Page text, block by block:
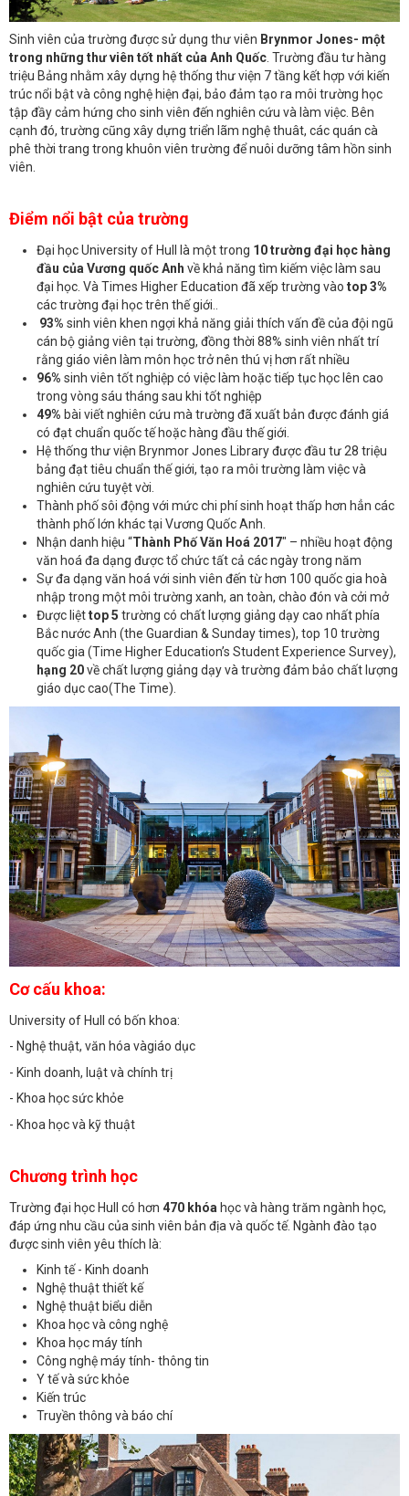
Sinh viên của trường được sử dụng thư viên Brynmor Jones- một
trong những thư viên tốt nhất của Anh Quốc . Trường đầu tư hàng
triệu Bảng nhằm xây dựng hệ thống thư viện 7 tầng kết hợp với kiến
trúc nổi bật và công nghệ hiện đại, bảo đảm tạo ra môi trường học
tập đầy cảm hứng cho sinh viên đến nghiên cứu và làm việc. Bên
cạnh đó, trường cũng xây dựng triển lãm nghệ thuât, các quán cà
phê thời trang trong khuôn viên trường để nuôi dưỡng tâm hồn sinh
viên.
Điểm nổi bật của trường
Đại học University of Hull là một trong 10 trường đại học hàng
đầu của Vương quốc Anh về khả năng tìm kiếm việc làm sau
đại học. Và Times Higher Education đã xếp trường vào top 3%
các trường đại học trên thế giới..
93% sinh viên khen ngợi khả năng giải thích vấn đề của đội ngũ
cán bộ giảng viên tại trường, đồng thời 88% sinh viên nhất trí
rằng giáo viên làm môn học trở nên thú vị hơn rất nhiều
96% sinh viên tốt nghiệp có việc làm hoặc tiếp tục học lên cao
trong vòng sáu tháng sau khi tốt nghiệp
49% bài viết nghiên cứu mà trường đã xuất bản được đánh giá
có đạt chuẩn quốc tế hoặc hàng đầu thế giới.
Hệ thống thư viện Brynmor Jones Library được đầu tư 28 triệu
bảng đạt tiêu chuẩn thế giới, tạo ra môi trường làm việc và
nghiên cứu tuyệt vời.
Thành phố sôi động với mức chi phí sinh hoạt thấp hơn hẳn các
thành phố lớn khác tại Vương Quốc Anh.
Nhận danh hiệu “Thành Phố Văn Hoá 2017″ – nhiều hoạt động
văn hoá đa dạng được tổ chức tất cả các ngày trong năm
Sự đa dạng văn hoá với sinh viên đến từ hơn 100 quốc gia hoà
nhập trong một môi trường xanh, an toàn, chào đón và cởi mở
Được liệttop 5 trường có chất lượng giảng dạy cao nhất phía
Bắc nước Anh (the Guardian & Sunday times), top 10 trường
quốc gia (Time Higher Education’s Student Experience Survey),
hạng 20về chất lượng giảng dạy và trường đảm bảo chất lượng
giáo dục cao(The Time).
Cơ cấu khoa:
University of Hull có bốn khoa:
- Nghệ thuật, văn hóa vàgiáo dục
- Kinh doanh, luật và chính trị
- Khoa học sức khỏe
- Khoa học và kỹ thuật
Chương trình học
Trường đại học Hull có hơn 470 khóa học và hàng trăm ngành học,
đáp ứng nhu cầu của sinh viên bản địa và quốc tế. Ngành đào tạo
được sinh viên yêu thích là:
Kinh tế - Kinh doanh
Nghệ thuật thiết kế
Nghệ thuật biểu diễn
Khoa học và công nghệ
Khoa học máy tính
Công nghệ máy tính- thông tin
Y tế và sức khỏe
Kiến trúc
Truyền thông và báo chí